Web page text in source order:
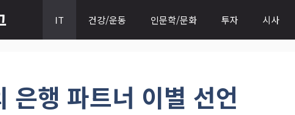
IT 건강/운동 인문학/문화 투자 시사
은행 파트너 이별 선언